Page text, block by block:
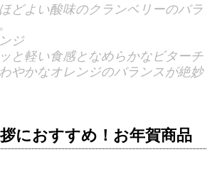
どよい酸味のクランベリーのバラ
ジ
と軽い食感となめらかなビターチ
やかなオレンジのバランスが絶妙
におすすめ！お年賀商品